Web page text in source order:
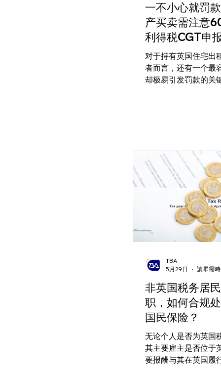
一不小心就罚款
产买卖需注意
利得税CGT申
对于持有英国住宅出
者而言，还有一个最
却极易引发罚款的关
非英国税务居
职，如何合规处
国民保险？
无论个人是否为英国
其主要雇主是否位于
要报酬与其在英国履
TBA
5月29日
讀畢需